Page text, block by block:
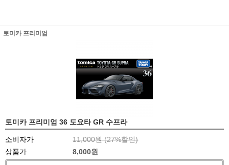
토미카 프리미엄
토미카 프리미엄 36 도요타 GR 수프라
소비자가 11,000원 (27%할인)
상품가
8,000원